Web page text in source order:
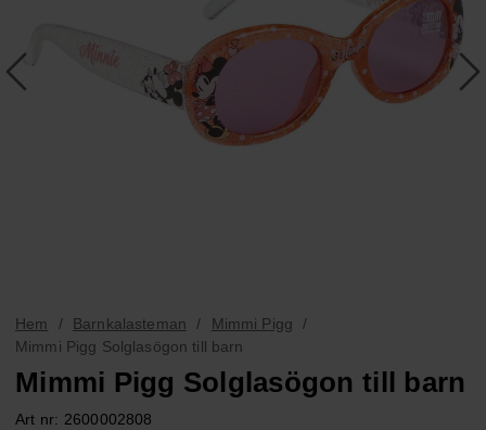
Hem Barnkalasteman
Mimmi Pigg
Mimmi Pigg Solglasögon till barn
Mimmi Pigg Solglasögon till barn
Art nr: 2600002808